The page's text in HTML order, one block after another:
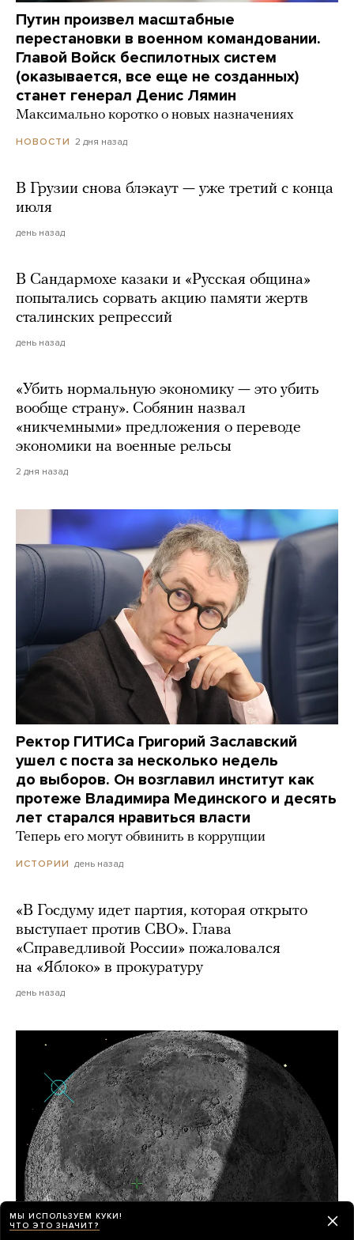
Путин произвел масштабные
перестановки в военном командовании.
Главой Войск беспилотных систем
(оказывается, все еще не созданных)
станет генерал Денис Лямин
Максимально коротко о новых назначениях
НОВОСТИ 2 дня назад
В Грузии снова блэкаут — уже третий с конца
июля
день назад
В Сандармохе казаки и «Русская община»
попытались сорвать акцию памяти жертв
сталинских репрессий
день назад
«Убить нормальную экономику — это убить
вообще страну». Собянин назвал
«никчемными» предложения о переводе
экономики на военные рельсы
2 дня назад
Ректор ГИТИСа Григорий Заславский
ушел с поста за несколько недель
до выборов. Он возглавил институт как
протеже Владимира Мединского и десять
лет старался нравиться власти
Теперь его могут обвинить в коррупции
ИСТОРИИ день назад
«В Госдуму идет партия, которая открыто
выступает против СВО». Глава
«Справедливой России» пожаловался
на «Яблоко» в прокуратуру
день назад
МЫ ИСПОЛЬЗУЕМ КУКИ!
ЧТО ЭТО ЗНАЧИТ?